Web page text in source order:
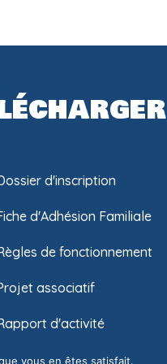
d'inscription
d'Adhésion Familiale
de fonctionnement
associatif
d'activité
vous en êtes satisfait.